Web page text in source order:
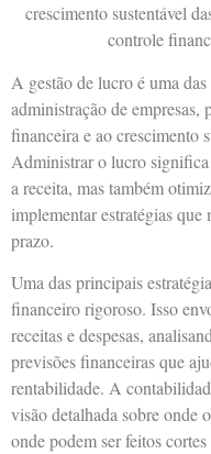
crescimento sustentável
controle
A gestão de lucro é uma
administração de empresas,
financeira e ao crescimento
Administrar o lucro significa
a receita, mas também
implementar estratégias
prazo.
Uma das principais
financeiro rigoroso. Isso
receitas e despesas,
previsões financeiras que
rentabilidade. A
visão detalhada sobre onde
onde podem ser feitos